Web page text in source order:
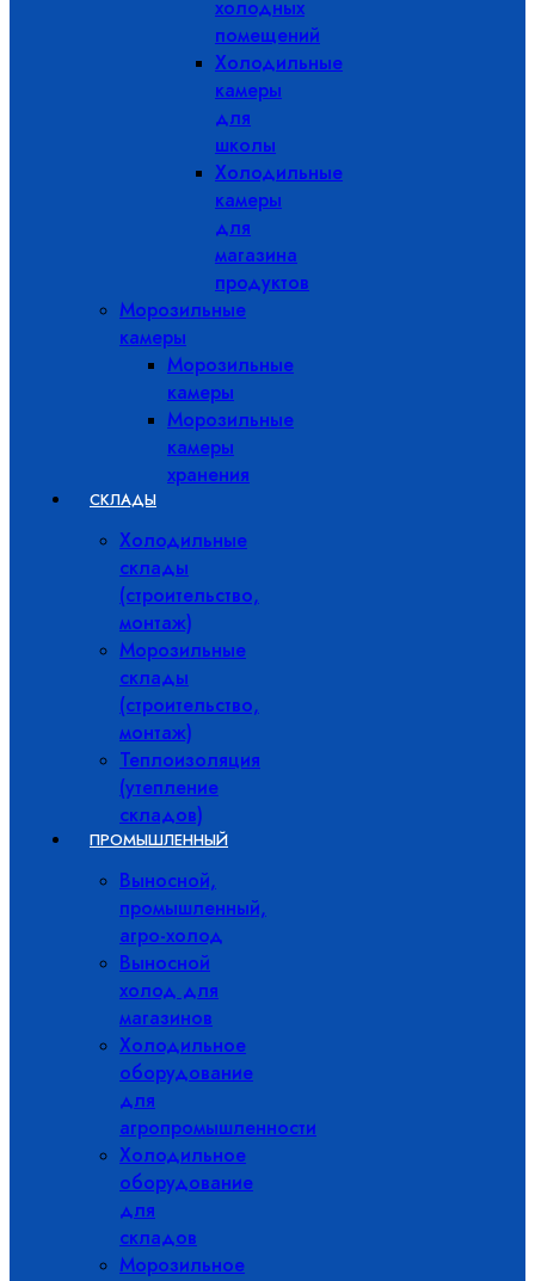
холодных
помещений
Холодильные
камеры
для
школы
Холодильные
камеры
для
магазина
продуктов
Морозильные
камеры
Морозильные
камеры
Морозильные
камеры
хранения
СКЛАДЫ
Холодильные
склады
(строительство,
монтаж)
Морозильные
склады
(строительство,
монтаж)
Теплоизоляция
(утепление
складов)
ПРОМЫШЛЕННЫЙ
Выносной,
промышленный,
агро-холод
Выносной
холод для
магазинов
Холодильное
оборудование
для
агропромышленности
Холодильное
оборудование
для
складов
Морозильное